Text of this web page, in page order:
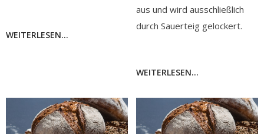
WEITERLESEN...
aus und wird ausschließlich
durch Sauerteig gelockert.
WEITERLESEN...